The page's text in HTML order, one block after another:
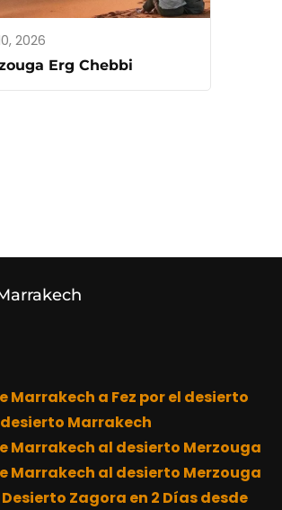
2026
Erg Chebbi
Marrakech a Fez por el desierto
Marrakech
Marrakech al desierto Merzouga
Marrakech al desierto Merzouga
Zagora en 2 Días desde